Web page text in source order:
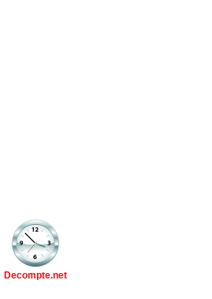
Decompte.net